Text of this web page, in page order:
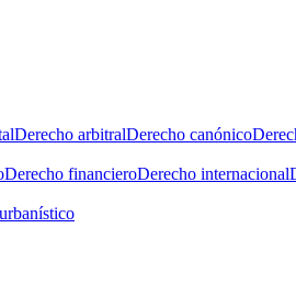
Derecho arbitralDerecho canónico
Derecho financieroDerecho internacional